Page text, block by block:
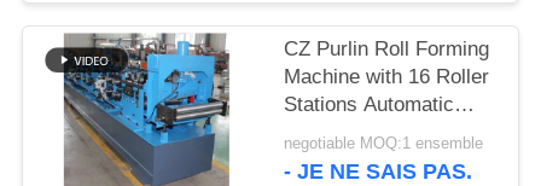
CZ Purlin Roll Forming
Machine with 16 Roller
Stations Automatic
Fixed-Length Cutting
and Hydraulic Station
negotiable MOQ:1 ensemble
- JE NE SAIS PAS.